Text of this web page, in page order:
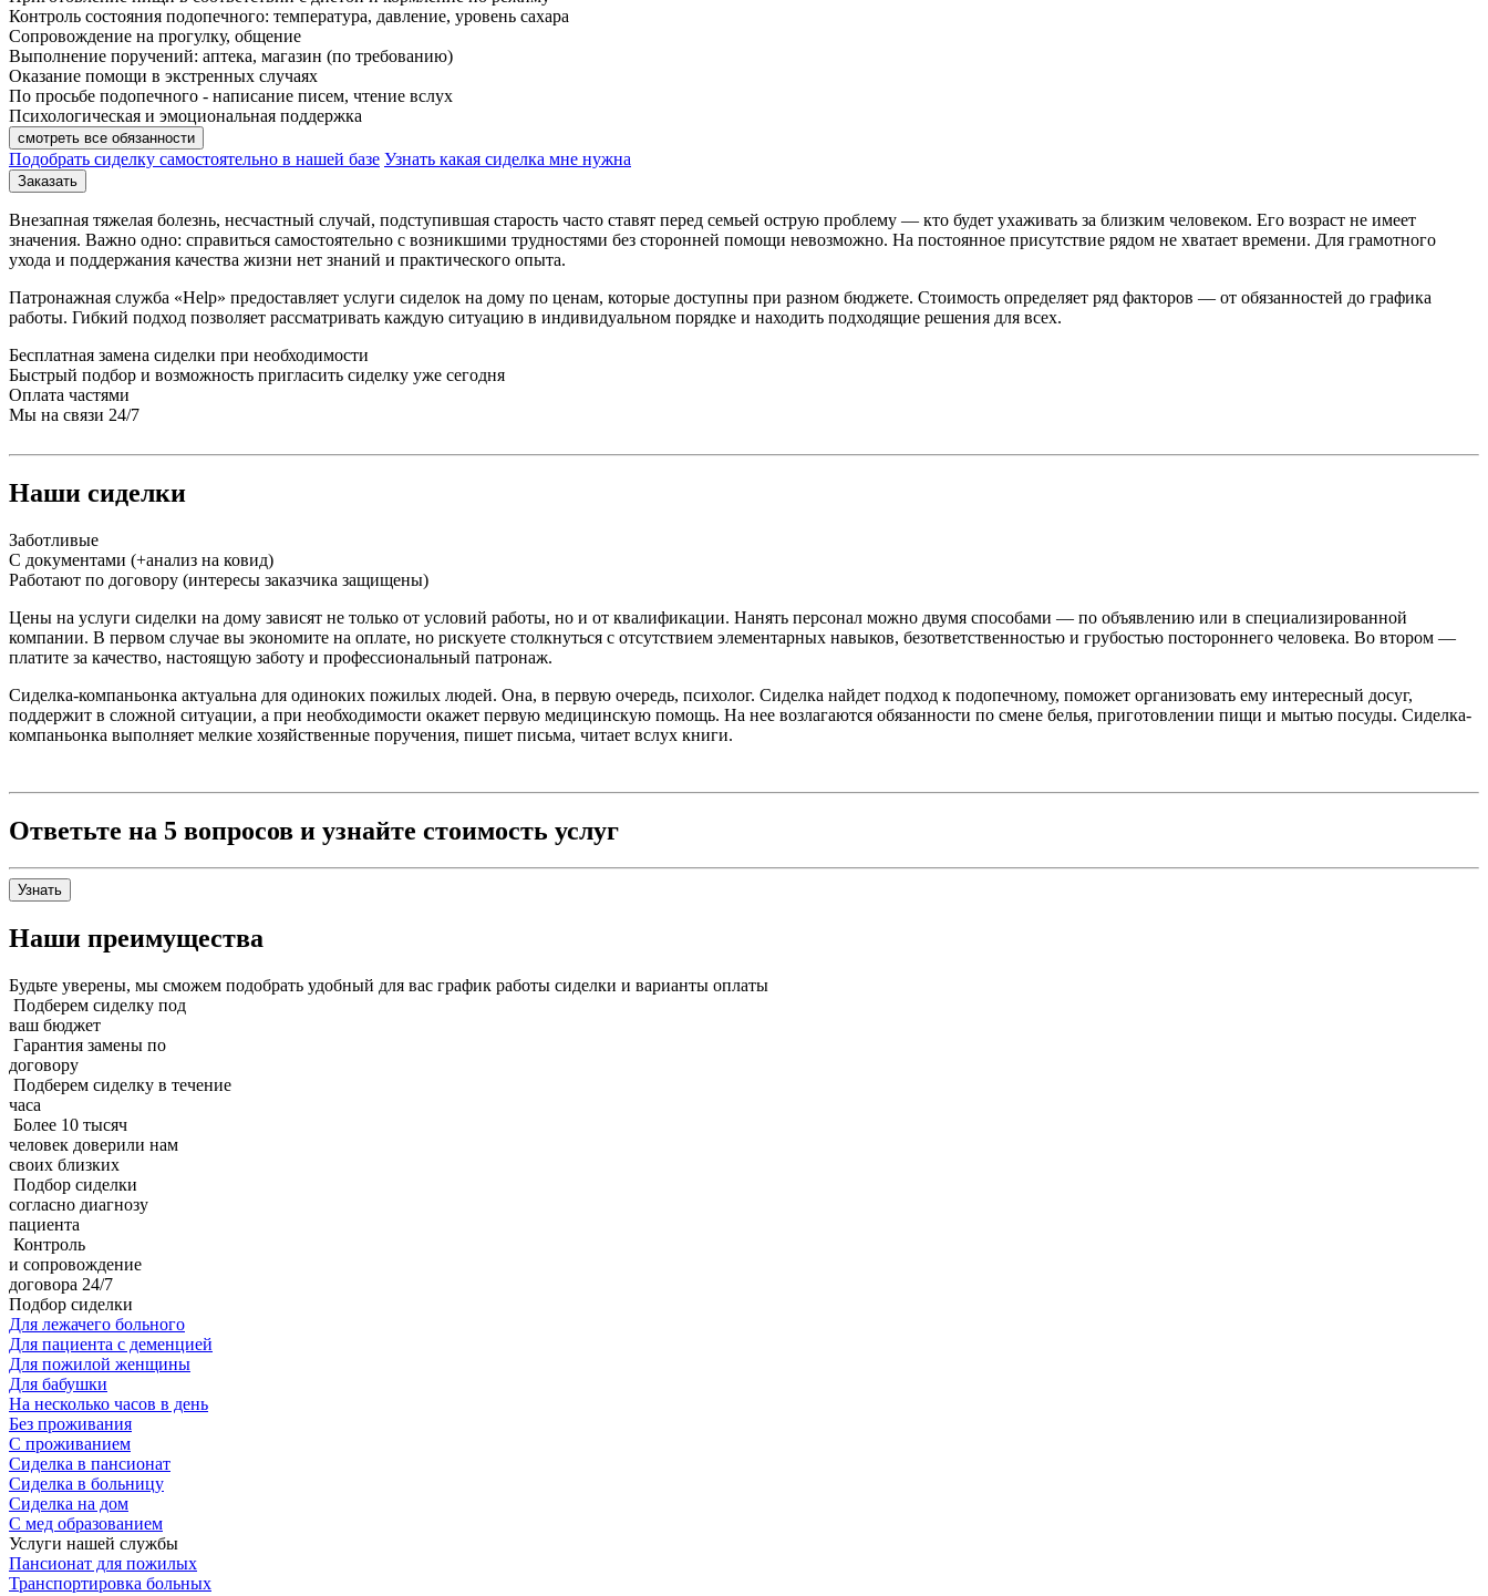
Контроль состояния подопечного: температура, давление, уровень сахара
Сопровождение на прогулку, общение
Выполнение поручений: аптека, магазин (по требованию)
Оказание помощи в экстренных случаях
По просьбе подопечного - написание писем, чтение вслух
Психологическая и эмоциональная поддержка
смотреть все обязанности
Подобрать сиделку самостоятельно в нашей базе Узнать какая сиделка мне нужна
Заказать
Внезапная тяжелая болезнь, несчастный случай, подступившая старость часто ставят перед семьей острую проблему — кто будет ухаживать за близким человеком. Его возраст не имеет
значения. Важно одно: справиться самостоятельно с возникшими трудностями без сторонней помощи невозможно. На постоянное присутствие рядом не хватает времени. Для грамотного
ухода и поддержания качества жизни нет знаний и практического опыта.
Патронажная служба «Help» предоставляет услуги сиделок на дому по ценам, которые доступны при разном бюджете. Стоимость определяет ряд факторов — от обязанностей до графика
работы. Гибкий подход позволяет рассматривать каждую ситуацию в индивидуальном порядке и находить подходящие решения для всех.
Бесплатная замена сиделки при необходимости
Быстрый подбор и возможность пригласить сиделку уже сегодня
Оплата частями
Мы на связи 24/7
Наши сиделки
Заботливые
С документами (+анализ на ковид)
Работают по договору (интересы заказчика защищены)
Цены на услуги сиделки на дому зависят не только от условий работы, но и от квалификации. Нанять персонал можно двумя способами — по объявлению или в специализированной
компании. В первом случае вы экономите на оплате, но рискуете столкнуться с отсутствием элементарных навыков, безответственностью и грубостью постороннего человека. Во втором —
платите за качество, настоящую заботу и профессиональный патронаж.
Сиделка-компаньонка актуальна для одиноких пожилых людей. Она, в первую очередь, психолог. Сиделка найдет подход к подопечному, поможет организовать ему интересный досуг,
поддержит в сложной ситуации, а при необходимости окажет первую медицинскую помощь. На нее возлагаются обязанности по смене белья, приготовлении пищи и мытью посуды. Сиделка-
компаньонка выполняет мелкие хозяйственные поручения, пишет письма, читает вслух книги.
Ответьте на 5 вопросов и узнайте стоимость услуг
Узнать
Наши преимущества
Будьте уверены, мы сможем подобрать удобный для вас график работы сиделки и варианты оплаты
Подберем сиделку под
ваш бюджет
Гарантия замены по
договору
Подберем сиделку в течение
часа
Более 10 тысяч
человек доверили нам
своих близких
Подбор сиделки
согласно диагнозу
пациента
Контроль
и сопровождение
договора 24/7
Подбор сиделки
Для лежачего больного
Для пациента с деменцией
Для пожилой женщины
Для бабушки
На несколько часов в день
Без проживания
С проживанием
Сиделка в пансионат
Сиделка в больницу
Сиделка на дом
С мед образованием
Услуги нашей службы
Пансионат для пожилых
Транспортировка больных